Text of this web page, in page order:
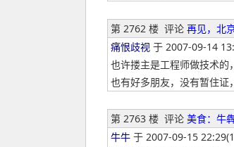
第 2762 楼 评论 再见，北
痛恨歧视 于 2007-09-14
也许搂主是工程师做技术
也有好多朋友，没有暂住证
第 2763 楼 评论 美食：牛
牛牛 于 2007-09-15